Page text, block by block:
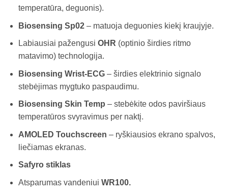
temperatūra, deguonis).
Biosensing Sp02– matuoja deguonies kiekį kraujyje.
Labiausiai pažengusi OHR (optinio širdies ritmo
matavimo) technologija.
Biosensing Wrist-ECG– širdies elektrinio signalo
stebėjimas mygtuko paspaudimu.
Biosensing Skin Temp – stebėkite odos paviršiaus
temperatūros svyravimus per naktį.
AMOLED Touchscreen – ryškiausios ekrano spalvos,
liečiamas ekranas.
Safyro stiklas
Atsparumas vandeniui WR100.